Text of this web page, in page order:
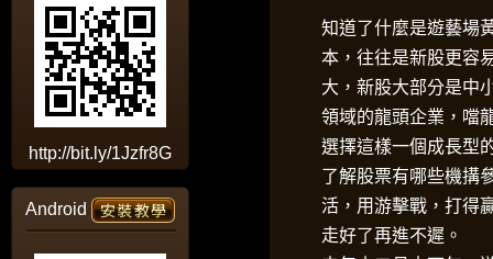
http://bit.ly/1Jzfr8G
Android
知道了什麼是遊藝場
本，往往是新股更容
大，新股大部分是中
領域的龍頭企業，噹
選擇這樣一個成長型
了解股票有哪些機搆
活，用游擊戰，打得
走好了再進不遲。